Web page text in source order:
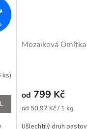
ks)
Mozaiková
produktu
je
z
od 799 Kč
Měrná
od 50,97 Kč / 1 kg
Ušlechtilý druh